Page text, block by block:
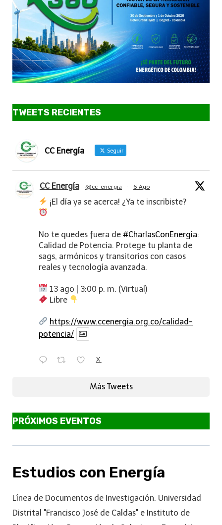
TWEETS RECIENTES
CC Energía Seguir
CC Energía @cc_energia · 6 Ago
¡El día ya se acerca! ¿Ya te inscribiste?
No te quedes fuera de #CharlasConEnergía:
Calidad de Potencia. Protege tu planta de
sags, armónicos y transitorios con casos
reales y tecnología avanzada.
13 ago | 3:00 p. m. (Virtual)
Libre
https://www.ccenergia.org.co/calidad-
potencia/
X
Más Tweets
PRÓXIMOS EVENTOS
Estudios con Energía
Línea de Documentos de Investigación. Universidad
Distrital "Francisco José de Caldas" e Instituto de